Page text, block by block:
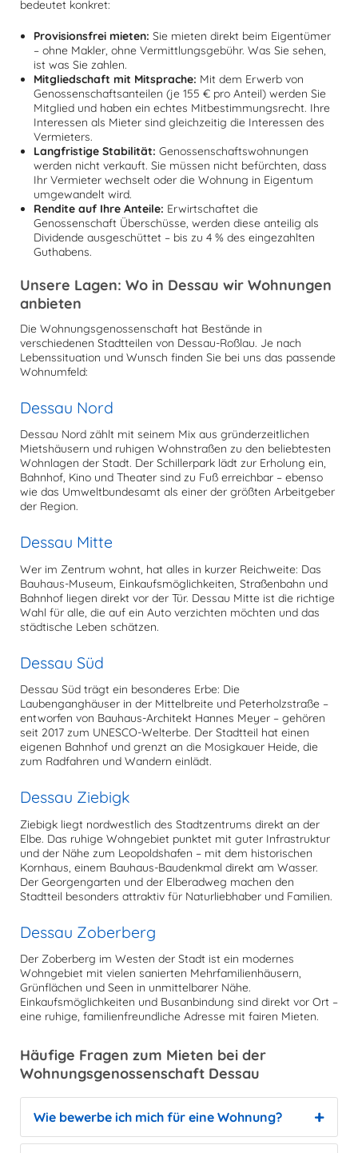
bedeutet konkret:
Provisionsfrei mieten: Sie mieten direkt beim Eigentümer
– ohne Makler, ohne Vermittlungsgebühr. Was Sie sehen,
ist was Sie zahlen.
Mitgliedschaft mit Mitsprache: Mit dem Erwerb von
Genossenschaftsanteilen (je 155 € pro Anteil) werden Sie
Mitglied und haben ein echtes Mitbestimmungsrecht. Ihre
Interessen als Mieter sind gleichzeitig die Interessen des
Vermieters.
Langfristige Stabilität: Genossenschaftswohnungen
werden nicht verkauft. Sie müssen nicht befürchten, dass
Ihr Vermieter wechselt oder die Wohnung in Eigentum
umgewandelt wird.
Rendite auf Ihre Anteile: Erwirtschaftet die
Genossenschaft Überschüsse, werden diese anteilig als
Dividende ausgeschüttet – bis zu 4 % des eingezahlten
Guthabens.
Unsere Lagen: Wo in Dessau wir Wohnungen
anbieten
Die Wohnungsgenossenschaft hat Bestände in
verschiedenen Stadtteilen von Dessau-Roßlau. Je nach
Lebenssituation und Wunsch finden Sie bei uns das passende
Wohnumfeld:
Dessau Nord
Dessau Nord zählt mit seinem Mix aus gründerzeitlichen
Mietshäusern und ruhigen Wohnstraßen zu den beliebtesten
Wohnlagen der Stadt. Der Schillerpark lädt zur Erholung ein,
Bahnhof, Kino und Theater sind zu Fuß erreichbar – ebenso
wie das Umweltbundesamt als einer der größten Arbeitgeber
der Region.
Dessau Mitte
Wer im Zentrum wohnt, hat alles in kurzer Reichweite: Das
Bauhaus-Museum, Einkaufsmöglichkeiten, Straßenbahn und
Bahnhof liegen direkt vor der Tür. Dessau Mitte ist die richtige
Wahl für alle, die auf ein Auto verzichten möchten und das
städtische Leben schätzen.
Dessau Süd
Dessau Süd trägt ein besonderes Erbe: Die
Laubenganghäuser in der Mittelbreite und Peterholzstraße –
entworfen von Bauhaus-Architekt Hannes Meyer – gehören
seit 2017 zum UNESCO-Welterbe. Der Stadtteil hat einen
eigenen Bahnhof und grenzt an die Mosigkauer Heide, die
zum Radfahren und Wandern einlädt.
Dessau Ziebigk
Ziebigk liegt nordwestlich des Stadtzentrums direkt an der
Elbe. Das ruhige Wohngebiet punktet mit guter Infrastruktur
und der Nähe zum Leopoldshafen – mit dem historischen
Kornhaus, einem Bauhaus-Baudenkmal direkt am Wasser.
Der Georgengarten und der Elberadweg machen den
Stadtteil besonders attraktiv für Naturliebhaber und Familien.
Dessau Zoberberg
Der Zoberberg im Westen der Stadt ist ein modernes
Wohngebiet mit vielen sanierten Mehrfamilienhäusern,
Grünflächen und Seen in unmittelbarer Nähe.
Einkaufsmöglichkeiten und Busanbindung sind direkt vor Ort –
eine ruhige, familienfreundliche Adresse mit fairen Mieten.
Häufige Fragen zum Mieten bei der
Wohnungsgenossenschaft Dessau
Wie bewerbe ich mich für eine Wohnung?